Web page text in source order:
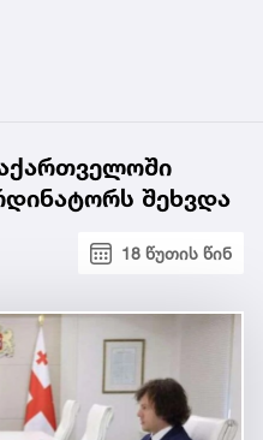
შეხვდა
18 წუთის წინ